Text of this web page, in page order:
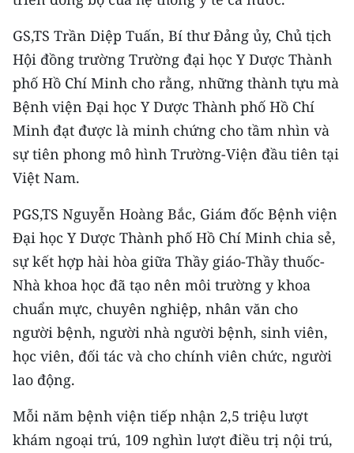
GS,TS Trần Diệp Tuấn, Bí thư Ðảng ủy, Chủ tịch
Hội đồng trường Trường đại học Y Dược Thành
phố Hồ Chí Minh cho rằng, những thành tựu mà
Bệnh viện Ðại học Y Dược Thành phố Hồ Chí
Minh đạt được là minh chứng cho tầm nhìn và
sự tiên phong mô hình Trường-Viện đầu tiên tại
Việt Nam.
PGS,TS Nguyễn Hoàng Bắc, Giám đốc Bệnh viện
Ðại học Y Dược Thành phố Hồ Chí Minh chia sẻ,
sự kết hợp hài hòa giữa Thầy giáo-Thầy thuốc-
Nhà khoa học đã tạo nên môi trường y khoa
chuẩn mực, chuyên nghiệp, nhân văn cho
người bệnh, người nhà người bệnh, sinh viên,
học viên, đối tác và cho chính viên chức, người
lao động.
Mỗi năm bệnh viện tiếp nhận 2,5 triệu lượt
khám ngoại trú, 109 nghìn lượt điều trị nội trú,